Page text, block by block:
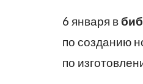
6 января в
по созданию
по